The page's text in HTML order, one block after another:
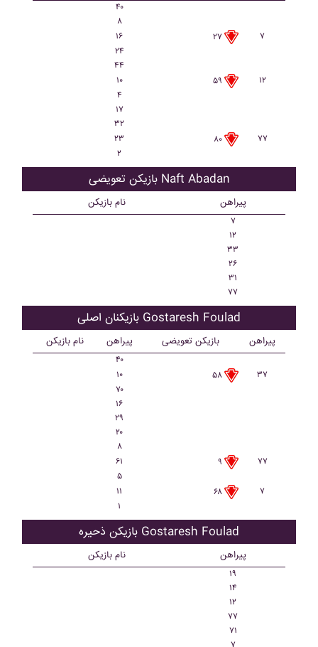
۴۰
۸
۱۶
۲۷
۷
۲۴
۴۴
۱۰
۵۹
۱۲
۴
۱۷
۳۲
۲۳
۸۰
۷۷
۲
بازیکن تعویضی Naft Abadan
نام بازیکن پیراهن
۷
۱۲
۳۳
۲۶
۳۱
۷۷
بازیکنان اصلی Gostaresh Foulad
نام بازیکن پیراهن بازیکن تعویضی پیراهن
۴۰
۱۰
۵۸
۳۷
۷۰
۱۶
۲۹
۲۰
۸
۶۱
۹
۷۷
۵
۱۱
۶۸
۷
۱
بازیکن ذحیره Gostaresh Foulad
نام بازیکن پیراهن
۱۹
۱۴
۱۲
۷۷
۷۱